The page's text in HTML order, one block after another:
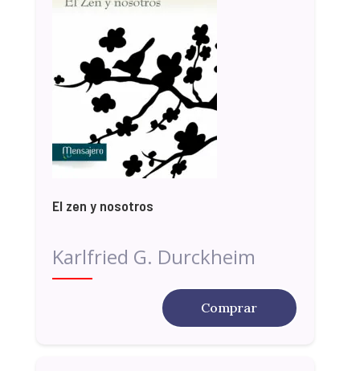
El zen y nosotros
Karlfried G. Durckheim
Comprar